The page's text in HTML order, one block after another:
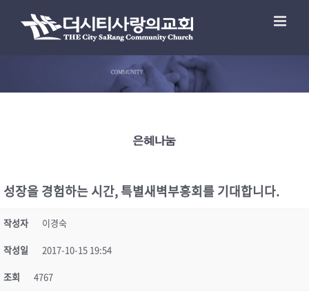
성장을 경험하는 시간, 특별새벽부흥회를 기대합니다.
작성자 이경숙
작성일 2017-10-15 19:54
조회 4767